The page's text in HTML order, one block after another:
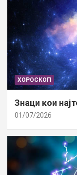
ХОРОСКОП
Знаци кои
01/07/2026